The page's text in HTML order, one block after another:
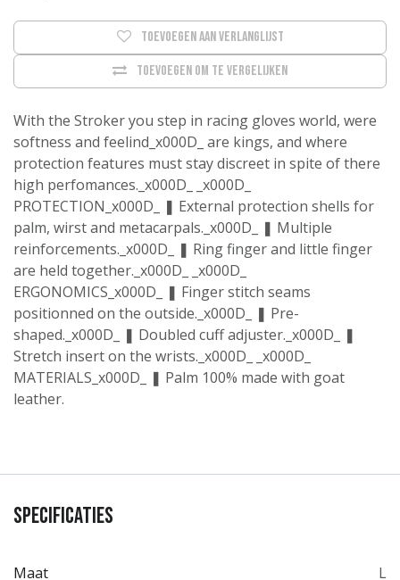
Toevoegen om te vergelijken
Toevoegen aan verlanglijst
With the Stroker you step in racing gloves world, were
softness and feelind_x000D_ are kings, and where
protection features must stay discreet in spite of there
high perfomances._x000D_ _x000D_
PROTECTION_x000D_ ❚ External protection shells for
palm, wirst and metacarpals._x000D_ ❚ Multiple
reinforcements._x000D_ ❚ Ring finger and little finger
are held together._x000D_ _x000D_
ERGONOMICS_x000D_ ❚ Finger stitch seams
positionned on the outside._x000D_ ❚ Pre-
shaped._x000D_ ❚ Doubled cuff adjuster._x000D_ ❚
Stretch insert on the wrists._x000D_ _x000D_
MATERIALS_x000D_ ❚ Palm 100% made with goat
leather.
Specificaties
Maat L